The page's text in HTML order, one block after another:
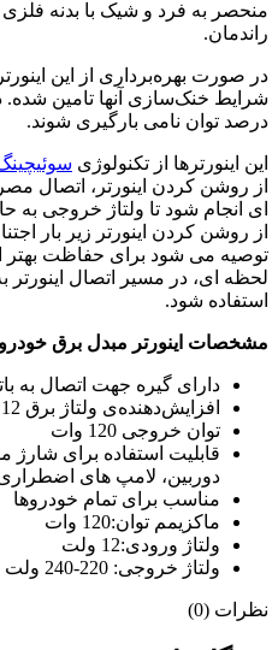
منحصر به فرد و شیک با بدنه
راندمان.
در صورت بهره‌برداری از این
درصد توان نامی بارگیری شوند.
این اینورترها از تکنولوژی
از روشن کردن اینورتر، اتصال
ای انجام شود تا ولتاژ خروجی به
از روشن کردن اینورتر زیر بار
توصیه می شود برای حفاظت بهتر
لحظه ای، در مسیر اتصال
استفاده شود.
مشخصات اینورتر مبدل برق خودرو 120 وات مدل گیره ای
دارای گیره جهت اتصال به
افزایش‌دهنده‌ی ولتاژ برق 12 ولت خودرو به برق 220 ولت
توان خروجی 120 وات
قابلیت استفاده برای شارژ
دوربین، لامپ های
مناسب برای تمام خودروها
ماکزیمم توان:120 وات
ولتاژ ورودی:12 ولت
ولتاژ خروجی: 220-240 ولت DC
نظرات (0)